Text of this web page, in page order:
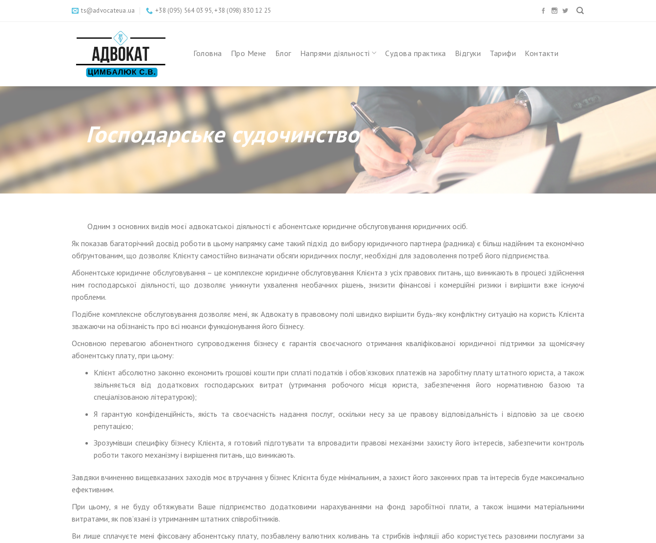
ts@advocateua.ua +38 (095) 564 03 95, +38 (098) 830 12 25
Головна Про Мене Блог Напрями діяльності Судова практика Відгуки Тарифи Контакти
Господарське судочинство
Одним з основних видів моєї адвокатської діяльності є абонентське юридичне обслуговування юридичних осіб.
Як показав багаторічний досвід роботи в цьому напрямку саме такий підхід до вибору юридичного партнера (радника) є більш надійним та економічно
обґрунтованим, що дозволяє Клієнту самостійно визначати обсяги юридичних послуг, необхідні для задоволення потреб його підприємства.
Абонентське юридичне обслуговування – це комплексне юридичне обслуговування Клієнта з усіх правових питань, що виникають в процесі здійснення
ним господарської діяльності, що дозволяє уникнути ухвалення необачних рішень, знизити фінансові і комерційні ризики і вирішити вже існуючі
проблеми.
Подібне комплексне обслуговування дозволяє мені, як Адвокату в правовому полі швидко вирішити будь-яку конфліктну ситуацію на користь Клієнта
зважаючи на обізнаність про всі нюанси функціонування його бізнесу.
Основною перевагою абонентного супроводження бізнесу є гарантія своєчасного отримання кваліфікованої юридичної підтримки за щомісячну
абонентську плату, при цьому:
Клієнт абсолютно законно економить грошові кошти при сплаті податків і обов’язкових платежів на заробітну плату штатного юриста, а також
звільняється від додаткових господарських витрат (утримання робочого місця юриста, забезпечення його нормативною базою та
спеціалізованою літературою);
Я гарантую конфіденційність, якість та своєчасність надання послуг, оскільки несу за це правову відповідальність і відповію за це своєю
репутацією;
Зрозумівши специфіку бізнесу Клієнта, я готовий підготувати та впровадити правові механізми захисту його інтересів, забезпечити контроль
роботи такого механізму і вирішення питань, що виникають.
Завдяки вчиненню вищевказаних заходів моє втручання у бізнес Клієнта буде мінімальним, а захист його законних прав та інтересів буде максимально
ефективним.
При цьому, я не буду обтяжувати Ваше підприємство додатковими нарахуваннями на фонд заробітної плати, а також іншими матеріальними
витратами, як пов’язані із утриманням штатних співробітників.
Ви лише сплачуєте мені фіксовану абонентську плату, позбавлену валютних коливань та стрибків інфляції або користуєтесь разовими послугами за